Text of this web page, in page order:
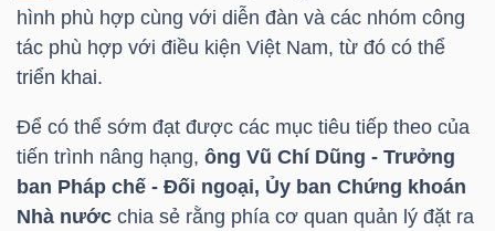
hình phù hợp cùng với diễn đàn và các nhóm công
tác phù hợp với điều kiện Việt Nam, từ đó có thể
triển khai.
Để có thể sớm đạt được các mục tiêu tiếp theo của
tiến trình nâng hạng, ông Vũ Chí Dũng - Trưởng
ban Pháp chế - Đối ngoại, Ủy ban Chứng khoán
Nhà nước chia sẻ rằng phía cơ quan quản lý đặt ra
ĐẦU
TƯ
TRUY
XUẤT
DỮ